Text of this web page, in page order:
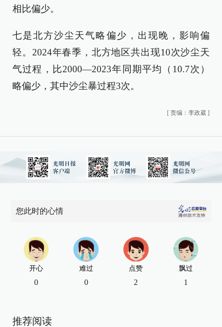
相比偏少。
七是北方沙尘天气略偏少，出现晚，影响偏
轻。2024年春季，北方地区共出现10次沙尘天
气过程，比2000―2023年同期平均（10.7次）
略偏少，其中沙尘暴过程3次。
[ 责编：李政葳 ]
您此时的心情
开心
0
难过
0
点赞
2
飘过
1
推荐阅读